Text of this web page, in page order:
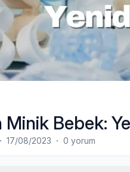
Minik Bebek:
· 17/08/2023 · 0 yorum